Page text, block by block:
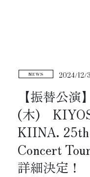
NEWS 2024/12/
【振替公
(木)
KIINA.
Concert
詳細決定！
ト